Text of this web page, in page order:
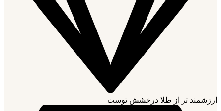
ارزشمند تر از طلا درخشش توست